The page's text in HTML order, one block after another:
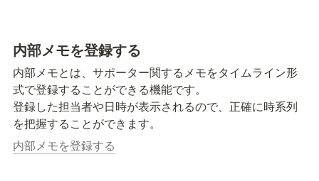
内部メモを登録する
内部メモとは、サポーター関するメモをタイムライン形
式で登録することができる機能です。
登録した担当者や日時が表示されるので、正確に時系列
を把握することができます。
内部メモを登録する